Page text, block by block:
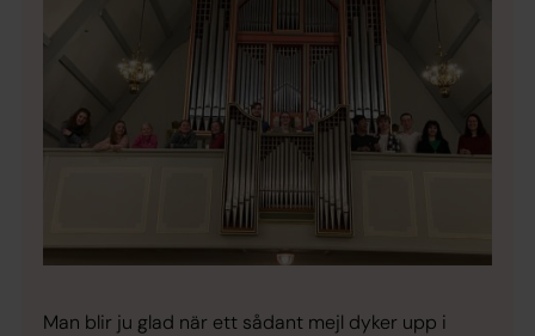
Man blir ju glad när ett sådant mejl dyker upp i